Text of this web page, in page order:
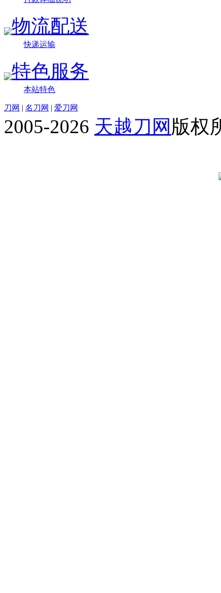
物流配送
快递运输
特色服务
本站特色
刀网 | 名刀网 | 爱刀网
2005-2026 天越刀网 版权